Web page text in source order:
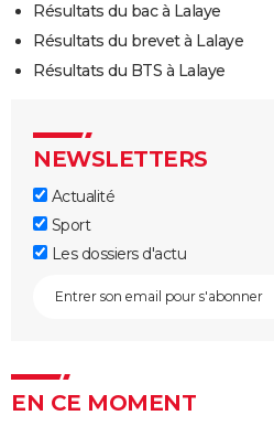
Résultats du bac à Lalaye
Résultats du brevet à Lalaye
Résultats du BTS à Lalaye
NEWSLETTERS
Actualité
Sport
Les dossiers d'actu
EN CE MOMENT